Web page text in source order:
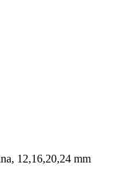
12,16,20,24 mm